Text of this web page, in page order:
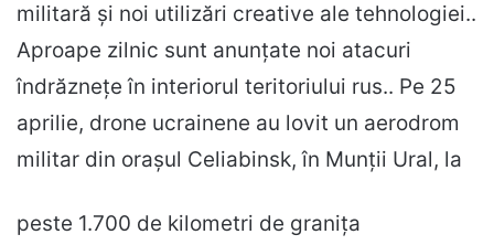
militară și noi utilizări creative ale tehnologiei..
Aproape zilnic sunt anunțate noi atacuri
îndrăznețe în interiorul teritoriului rus.. Pe 25
aprilie, drone ucrainene au lovit un aerodrom
militar din orașul Celiabinsk, în Munții Ural, la
peste 1.700 de kilometri de granița